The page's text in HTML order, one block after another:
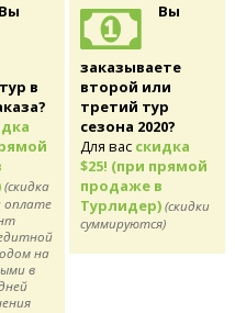
Вы
в
(скидка
оплате
на
в
Вы
заказываете
второй или
третий тур
сезона 2020?
Для вас скидка
$25! (при прямой
продаже в
Турлидер) (скидки
суммируются)